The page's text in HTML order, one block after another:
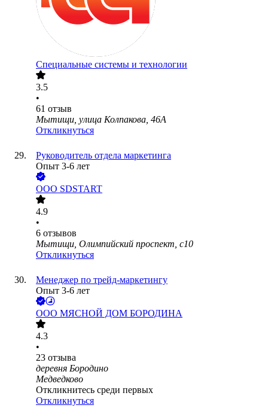
Специальные системы и технологии
3.5
•
61 отзыв
Мытищи, улица Колпакова, 46А
Откликнуться
Руководитель отдела маркетинга
Опыт 3-6 лет
ООО SDSTART
4.9
•
6 отзывов
Мытищи, Олимпийский проспект, с10
Откликнуться
Менеджер по трейд-маркетингу
Опыт 3-6 лет
ООО МЯСНОЙ ДОМ БОРОДИНА
4.3
•
23 отзыва
деревня Бородино
Медведково
Откликнитесь среди первых
Откликнуться